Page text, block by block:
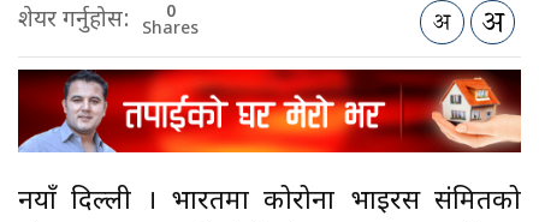
शेयर गर्नुहोस: 0
Shares
नयाँ दिल्ली । भारतमा कोरोना भाइरस संक्रमितको